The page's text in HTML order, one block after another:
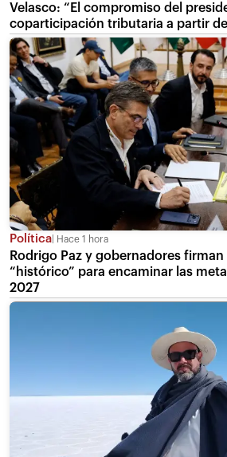
Velasco: “El compromiso del
coparticipación tributaria a partir
Política Hace 1 hora
Rodrigo Paz y gobernadores
“histórico” para encaminar las
2027